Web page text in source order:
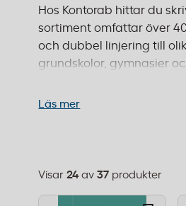
Hos Kontorab hittar du
sortiment omfattar över
och dubbel linjering till
grundskolor, gymnasier
behöver linjerade blad för
Läs mer
Välj
sorteringsordning
Visar24 av37 produkter